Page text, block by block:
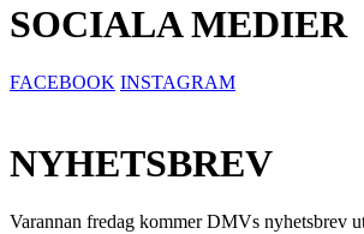
SOCIALA MEDIER
FACEBOOK INSTAGRAM
NYHETSBREV
Varannan fredag kommer DMVs nyhetsbrev